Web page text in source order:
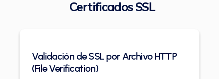
Certificados SSL
Validación de SSL por Archivo HTTP
(File Verification)